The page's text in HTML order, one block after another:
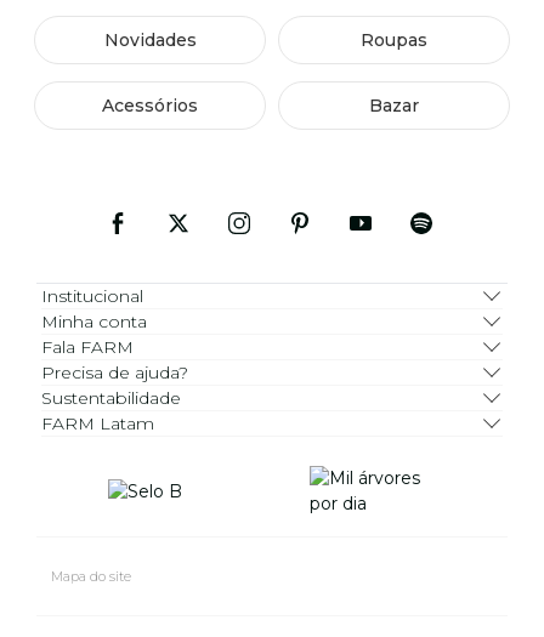
Novidades Roupas
Acessórios Bazar
Institucional
Minha conta
Fala FARM
Precisa de ajuda?
Sustentabilidade
FARM Latam
Mapa do site